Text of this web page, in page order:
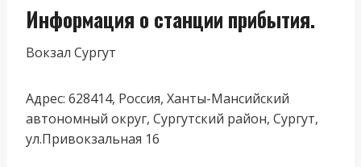
Информация о станции прибытия.
Вокзал Сургут
Адрес: 628414, Россия, Ханты-Мансийский
автономный округ, Сургутский район, Сургут,
ул.Привокзальная 16